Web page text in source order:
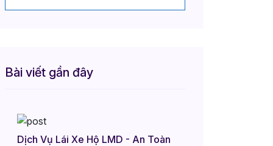
Bài viết gần đây
Dịch Vụ Lái Xe Hộ LMD - An Toàn